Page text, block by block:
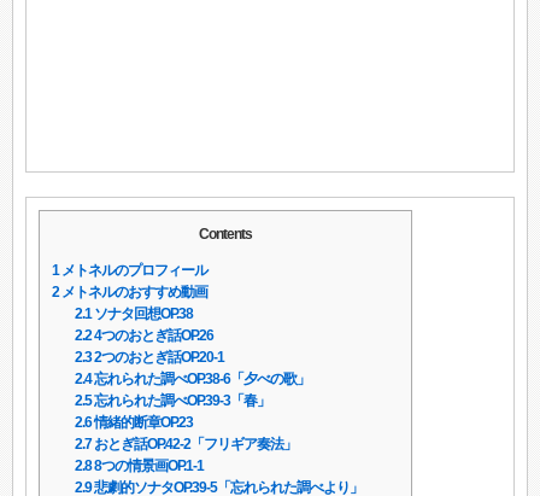
Contents
1メトネルのプロフィール
2メトネルのおすすめ動画
2.1ソナタ回想OP.38
2.24つのおとぎ話OP.26
2.32つのおとぎ話OP.20-1
2.4忘れられた調べOP.38-6「夕べの歌」
2.5忘れられた調べOP.39-3「春」
2.6情緒的断章OP.23
2.7おとぎ話OP.42-2「フリギア奏法」
2.88つの情景画OP.1-1
2.9悲劇的ソナタOP.39-5「忘れられた調べより」